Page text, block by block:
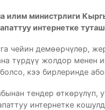
илим министрлиги
интернетке
чейин демөөрчүлөр,
түрдүү жолдор менен
кээ бирлеринде
тендер өткөрүлүп,
интернетке